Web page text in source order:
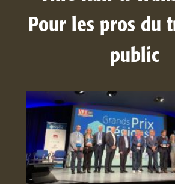
Pour les pros du
public